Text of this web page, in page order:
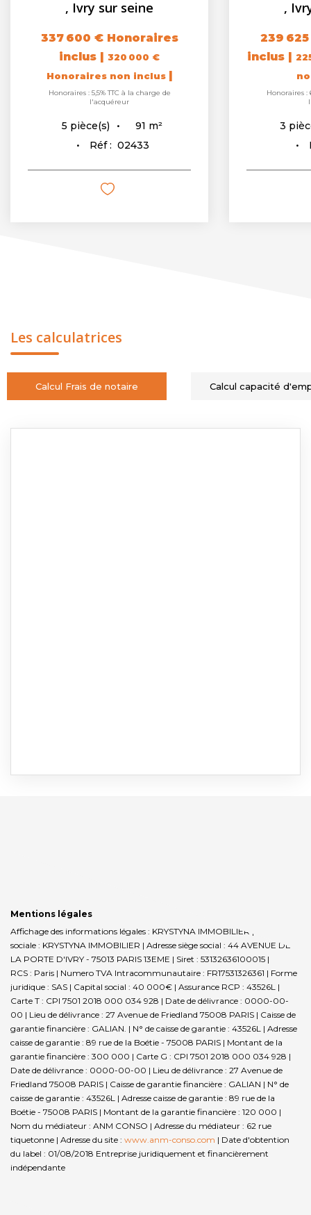
, Ivry sur seine
337 600 € Honoraires
inclus | 320 000 €
Honoraires non inclus |
Honoraires : 5,5% TTC à la charge de
l'acquéreur
5 pièce(s) 91 m²
Réf : 02433
,
239
inclus |
Honoraires :
3
Les calculatrices
Calcul Frais de notaire Calcul capacité
Mentions légales
Affichage des informations légales : KRYSTYNA IMMOBILIER | Raison
sociale : KRYSTYNA IMMOBILIER | Adresse siège social : 44 AVENUE DE
LA PORTE D'IVRY - 75013 PARIS 13EME | Siret : 53132636100015 |
RCS : Paris | Numero TVA Intracommunautaire : FR17531326361 | Forme
juridique : SAS | Capital social : 40 000€ | Assurance RCP : 43526L |
Carte T : CPI 7501 2018 000 034 928 | Date de délivrance : 0000-00-
00 | Lieu de délivrance : 27 Avenue de Friedland 75008 PARIS | Caisse de
garantie financière : GALIAN. | N° de caisse de garantie : 43526L | Adresse
caisse de garantie : 89 rue de la Boétie - 75008 PARIS | Montant de la
garantie financière : 300 000 | Carte G : CPI 7501 2018 000 034 928 |
Date de délivrance : 0000-00-00 | Lieu de délivrance : 27 Avenue de
Friedland 75008 PARIS | Caisse de garantie financière : GALIAN | N° de
caisse de garantie : 43526L | Adresse caisse de garantie : 89 rue de la
Boétie - 75008 PARIS | Montant de la garantie financière : 120 000 |
Nom du médiateur : ANM CONSO | Adresse du médiateur : 62 rue
tiquetonne | Adresse du site : www.anm-conso.com | Date d'obtention
du label : 01/08/2018 Entreprise juridiquement et financièrement
indépendante